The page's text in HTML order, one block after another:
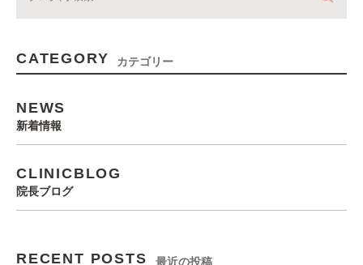
CATEGORY カテゴリー
NEWS
新着情報
CLINICBLOG
院長ブログ
RECENT POSTS 最近の投稿